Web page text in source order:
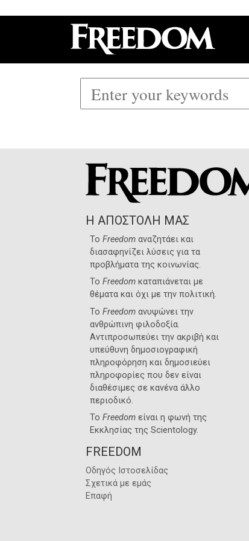
Η ΑΠΟΣΤΟΛΗ ΜΑΣ
ΤοFreedom αναζητάει και
διασαφηνίζει λύσεις για τα
προβλήματα της κοινωνίας.
ΤοFreedom καταπιάνεται με
θέματα και όχι με την πολιτική.
ΤοFreedom ανυψώνει την
ανθρώπινη φιλοδοξία.
Αντιπροσωπεύει την ακριβή και
υπεύθυνη δημοσιογραφική
πληροφόρηση και δημοσιεύει
πληροφορίες που δεν είναι
διαθέσιμες σε κανένα άλλο
περιοδικό.
ΤοFreedom είναι η φωνή της
Εκκλησίας της Scientology.
FREEDOM
Οδηγός Ιστοσελίδας
Σχετικά με εμάς
Επαφή